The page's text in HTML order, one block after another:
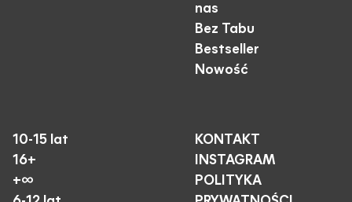
nas
Bez Tabu
Bestseller
Nowość
10-15 lat
16+
+∞
KONTAKT
INSTAGRAM
POLITYKA